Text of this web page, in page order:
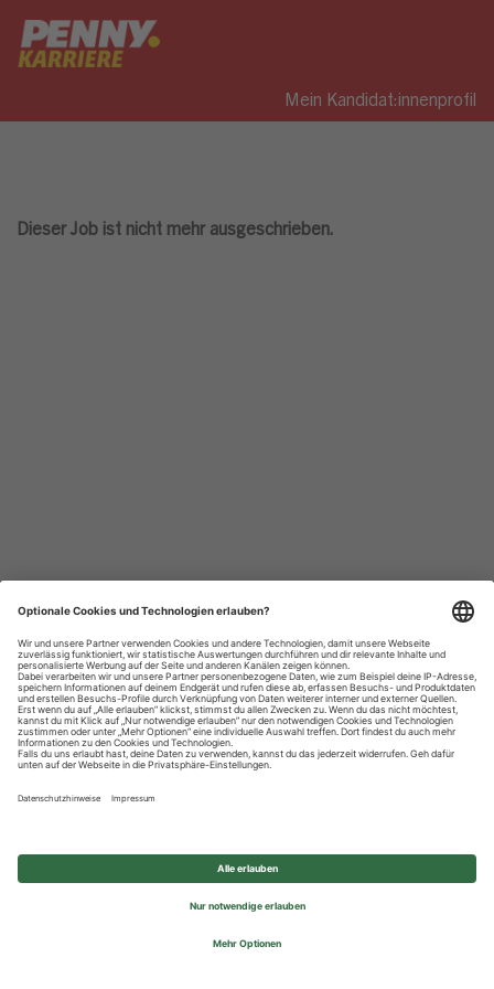
Mein Kandidat:innenprofil
Dieser Job ist nicht mehr ausgeschrieben.
Datenschutzhinweise
Impressum
Privatsphäre-Einstellungen
© 2026 REWE Group - All rights reserved